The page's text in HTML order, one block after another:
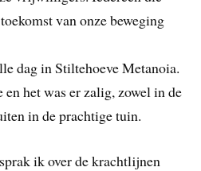
van onze beweging
dag in Stiltehoeve Metanoia.
en het was er zalig, zowel in de
in de prachtige tuin.
ik over de krachtlijnen